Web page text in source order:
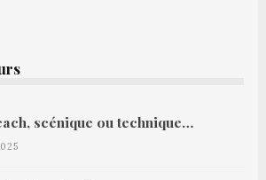
scénique ou technique…